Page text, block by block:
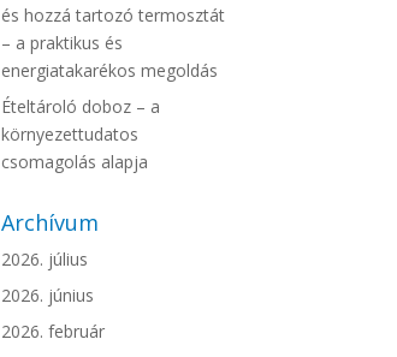
és hozzá tartozó termosztát
– a praktikus és
energiatakarékos megoldás
Ételtároló doboz – a
környezettudatos
csomagolás alapja
Archívum
2026. július
2026. június
2026. február